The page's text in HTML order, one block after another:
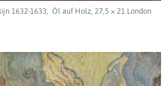
1632-1633, Öl auf Holz, 27,5 × 21 London